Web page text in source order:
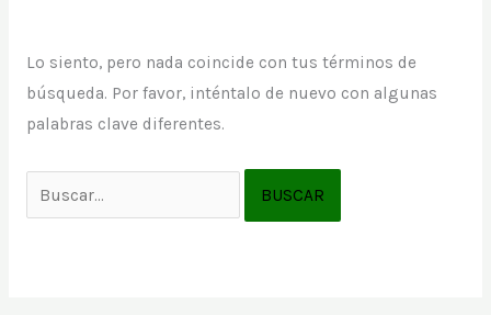
Lo siento, pero nada coincide con tus términos de
búsqueda. Por favor, inténtalo de nuevo con algunas
palabras clave diferentes.